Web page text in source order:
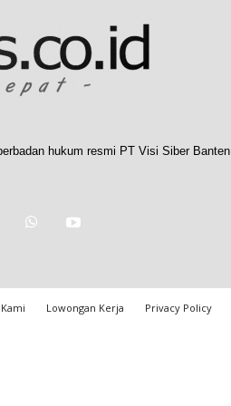
hukum resmi PT Visi Siber Banten
Lowongan Kerja Privacy Policy